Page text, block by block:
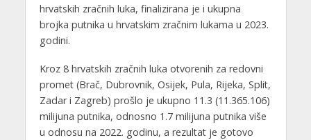
hrvatskih zračnih luka, finalizirana je i ukupna
brojka putnika u hrvatskim zračnim lukama u 2023.
godini.
Kroz 8 hrvatskih zračnih luka otvorenih za redovni
promet (Brač, Dubrovnik, Osijek, Pula, Rijeka, Split,
Zadar i Zagreb) prošlo je ukupno 11.3 (11.365.106)
milijuna putnika, odnosno 1.7 milijuna putnika više
u odnosu na 2022. godinu, a rezultat je gotovo